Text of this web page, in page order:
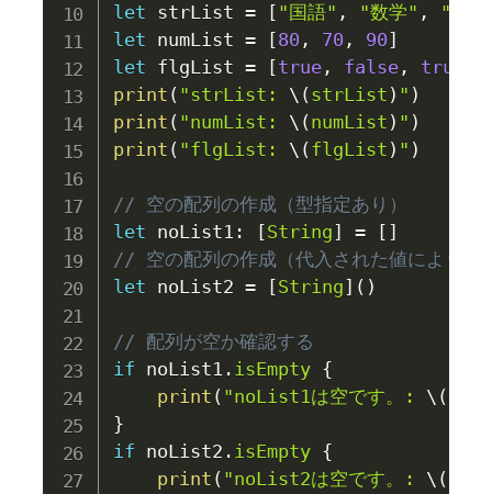
let strList = [ "国語" , "数学" ,
"英
let numList = [80 , 70 , 90]
let flgList = [true , false , true
print ( "strList: \(strList ) " )
print ( "numList: \(numList ) " )
print ( "flgList: \(flgList ) " )
// 空の配列の作成（型指定あり）
let noList1 : [String] = [ ]
// 空の配列の作成（代入された値により型
let noList2 = [String] ( )
// 配列が空か確認する
if noList1 . isEmpty {
print ( "noList1は空です。: \(
}
if noList2 . isEmpty {
print ( "noList2は空です。: \(